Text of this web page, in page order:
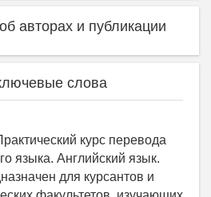
авторах и публикации
слова
курс перевода
языка. Английский язык.
для курсантов и